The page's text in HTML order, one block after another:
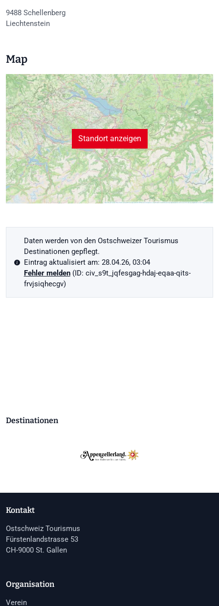
9488 Schellenberg
Liechtenstein
Map
Standort anzeigen
Daten werden von den Ostschweizer Tourismus
Destinationen gepflegt.
Eintrag aktualisiert am: 28.04.26, 03:04
Fehler melden(ID: civ_s9t_jqfesgag-hdaj-eqaa-qits-
frvjsiqhecgv)
Destinationen
Kontakt
Ostschweiz Tourismus
Fürstenlandstrasse 53
CH-9000 St. Gallen
Organisation
Verein